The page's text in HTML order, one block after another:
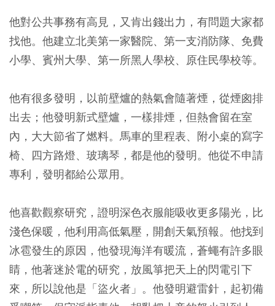
他對公共事務有高見，又肯出錢出力，有問題大家都
找他。他建立北美第一家醫院、第一支消防隊、免費
小學、賓州大學、第一所黑人學校、原住民學校等。
他有很多發明，以前壁爐的熱氣會隨著煙，從煙囪排
出去；他發明新式壁爐，一樣排煙，但熱會留在室
內，大大節省了燃料。馬車的里程表、附小桌的寫字
椅、四方路燈、玻璃琴，都是他的發明。他從不申請
專利，發明都給公眾用。
他喜歡觀察研究，證明深色衣服能吸收更多陽光，比
淺色保暖，他利用高低氣壓，開創天氣預報。他找到
冰雹發生的原因，他發現海洋有暖流，蒼蠅有許多眼
睛，他著迷於電的研究，放風箏把天上的閃電引下
來，所以說他是「盜火者」。他發明避雷針，起初備